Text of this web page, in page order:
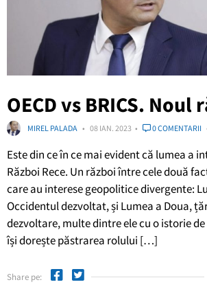
OECD vs BRICS. Noul
MIREL PALADA 08 IAN. 2023 0 COMENTARII
Este din ce în ce mai evident că lumea a
Război Rece. Un război între cele două
care au interese geopolitice divergente:
Occidentul dezvoltat, și Lumea a Doua,
dezvoltare, multe dintre ele cu o istorie
își dorește păstrarea rolului […]
Share pe: